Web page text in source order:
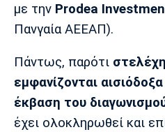
Ίντερ Μίλαν
με την Prodea
Πανγαία ΑΕΕΑΠ).
Πάντως, παρότι
εμφανίζονται
έκβαση του
έχει ολοκληρωθεί και